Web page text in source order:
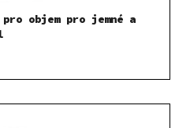
pro objem pro jemné a